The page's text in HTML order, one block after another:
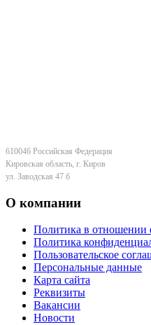
610046 Российская Федерация
Кировская область, г. Киров
ул. Заводская 47 б
О компании
Политика в отношении
Политика
Пользовательское
Персональные данные
Карта сайта
Реквизиты
Вакансии
Новости